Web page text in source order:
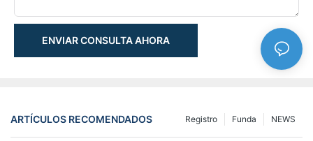
ENVIAR CONSULTA AHORA
ARTÍCULOS RECOMENDADOS NEWS
Funda
Registro